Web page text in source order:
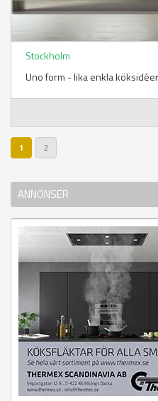
Stockholm
Uno form - lika enkla
1 2
ANNONSER